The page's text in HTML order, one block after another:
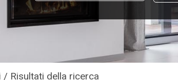
/ Risultati della ricerca